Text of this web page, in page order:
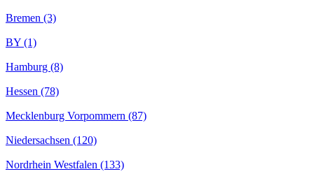
Bremen (3)
BY (1)
Hamburg (8)
Hessen (78)
Mecklenburg Vorpommern (87)
Niedersachsen (120)
Nordrhein Westfalen (133)